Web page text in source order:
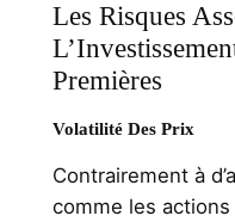
Les Risques
Premières
Volatilité Des Prix
Contrairement à
comme les